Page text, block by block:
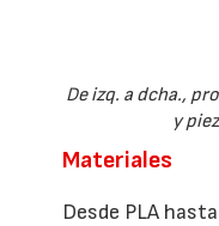
De izq. a dcha.,
y
Materiales
Desde PLA